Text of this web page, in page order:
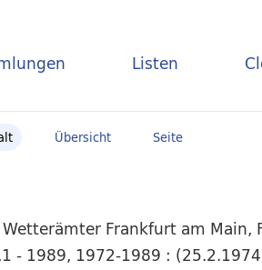
Listen
Übersicht Seite
Frankfurt am Main,
- 1989, 1972-1989 :